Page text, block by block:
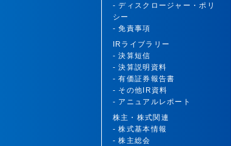
- ディスクロージャー・ポリ
シー
- 免責事項
IRライブラリー
- 決算短信
- 決算説明資料
- 有価証券報告書
- その他IR資料
- アニュアルレポート
株主・株式関連
- 株式基本情報
- 株主総会